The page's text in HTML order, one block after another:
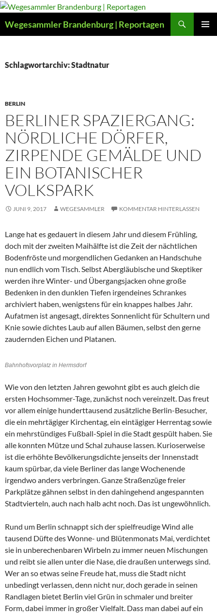
Zum
springen
Wegesammler Brandenburg | Reportagen
Schlagwortarchiv: Stadtnatur
BERLIN
BERLINER SPAZIERGANG:
NÖRDLICHE DÖRFER,
ZIRPENDE GEMÄLDE UND
EIN BOTANISCHER
VOLKSPARK
JUNI 9, 2017 WEGESAMMLER KOMMENTAR HINTERLASSEN
Lange hat es gedauert in diesem Jahr und diesem Frühling,
doch mit der zweiten Maihälfte ist die Zeit der nächtlichen
Bodenfröste und morgendlichen Gedanken an Handschuhe
nun endlich vom Tisch. Selbst Abergläubische und Skeptiker
werden ihre Winter- und Übergangsjacken ohne große
Bedenken in den dunklen Tiefen irgendeines Schrankes
archiviert haben, wenigstens für ein knappes halbes Jahr.
Aufatmen ist angesagt, direktes Sonnenlicht für Schultern und
Knie sowie dichtes Laub auf allen Bäumen, selbst den gerne
zaudernden Eichen und Platanen.
Bahnhofsvorplatz in Hermsdorf
Wie von den letzten Jahren gewohnt gibt es auch gleich die
ersten Hochsommer-Tage, zunächst noch vereinzelt. Das freut
vor allem einige hunderttausend zusätzliche Berlin-Besucher,
die ein mehrtägiger Kirchentag, ein eintägiger Herrentag sowie
ein mehrstündiges Fußball-Spiel in die Stadt gespült haben. Sie
alle konnten Mütze und Schal zuhause lassen. Kurioserweise
ist die erhöhte Bevölkerungsdichte jenseits der Innenstadt
kaum spürbar, da viele Berliner das lange Wochenende
irgendwo anders verbringen. Ganze Straßenzüge freier
Parkplätze gähnen selbst in den dahingehend angespannten
Stadtvierteln, auch nach halb acht noch. Das ist ungewöhnlich.
Rund um Berlin schnappt sich der spielfreudige Wind alle
tausend Düfte des Wonne- und Blütenmonats Mai, verdichtet
sie in unberechenbaren Wirbeln zu immer neuen Mischungen
und reibt sie allen unter die Nase, die draußen unterwegs sind.
Wer an so etwas seine Freude hat, muss die Stadt nicht
unbedingt verlassen, denn nicht nur, doch gerade in seinen
Randlagen bietet Berlin viel Grün in schmaler und breiter
Form, dabei immer in großer Vielfalt. Dass man dabei auf ein